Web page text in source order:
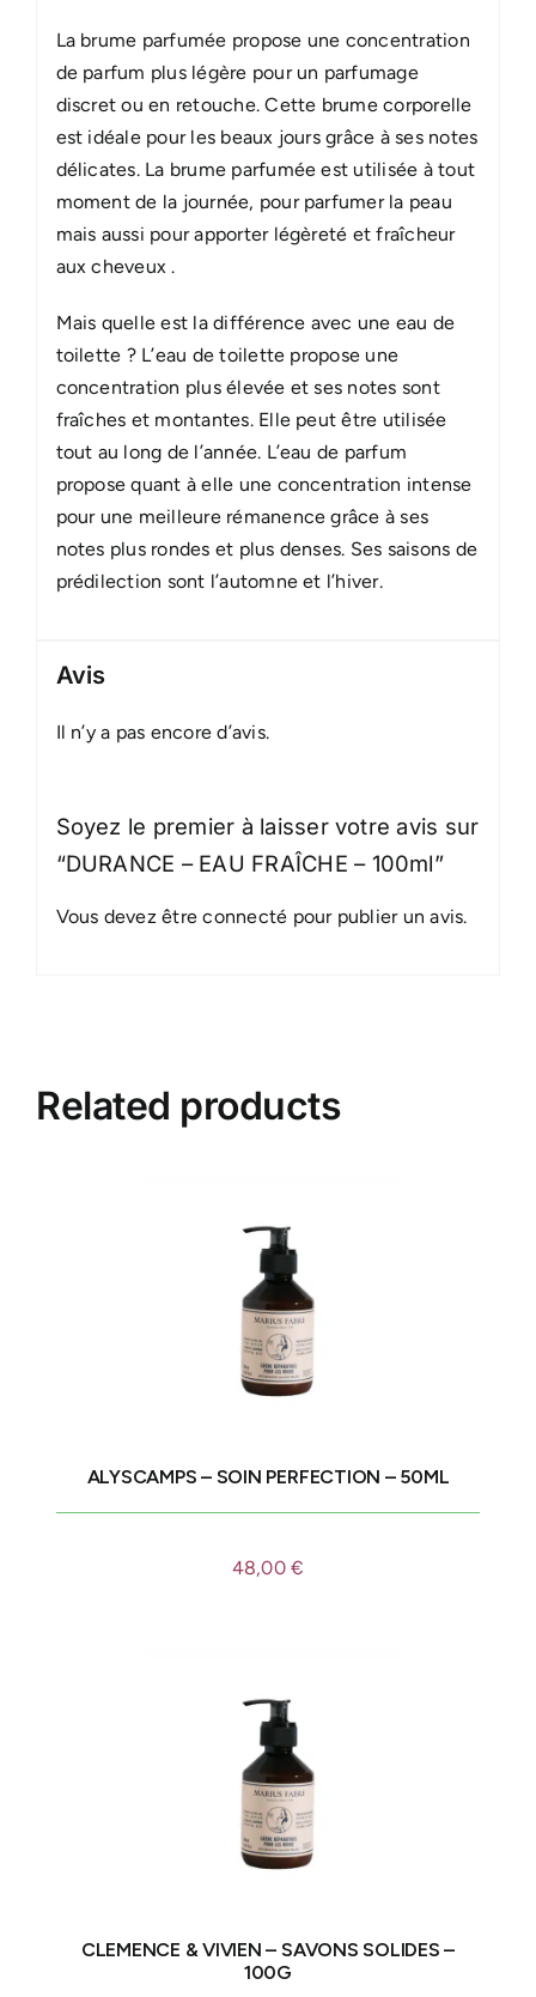
La brume parfumée propose une concentration
de parfum plus légère pour un parfumage
discret ou en retouche. Cette brume corporelle
est idéale pour les beaux jours grâce à ses notes
délicates. La brume parfumée est utilisée à tout
moment de la journée, pour parfumer la peau
mais aussi pour apporter légèreté et fraîcheur
aux cheveux .
Mais quelle est la différence avec une eau de
toilette ? L’eau de toilette propose une
concentration plus élevée et ses notes sont
fraîches et montantes. Elle peut être utilisée
tout au long de l’année. L’eau de parfum
propose quant à elle une concentration intense
pour une meilleure rémanence grâce à ses
notes plus rondes et plus denses. Ses saisons de
prédilection sont l’automne et l’hiver.
Avis
Il n’y a pas encore d’avis.
Soyez le premier à laisser votre avis sur
“DURANCE – EAU FRAÎCHE – 100ml”
Vous devez êtreconnecté pour publier un avis.
Related products
ALYSCAMPS – SOIN PERFECTION – 50ML
48,00€
CLEMENCE & VIVIEN – SAVONS SOLIDES –
100G